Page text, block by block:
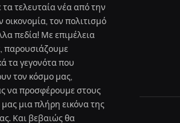
τελευταία νέα από την
οικονομία, τον πολιτισμό
πεδία! Με επιμέλεια
παρουσιάζουμε
τα γεγονότα που
τον κόσμο μας,
να προσφέρουμε στους
μια πλήρη εικόνα της
Και βεβαιώς θα